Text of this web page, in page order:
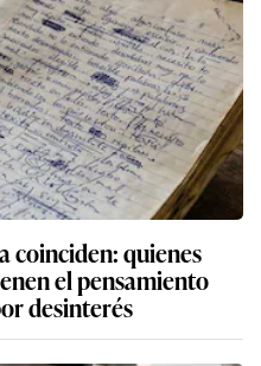
coinciden: quienes
el pensamiento
desinterés